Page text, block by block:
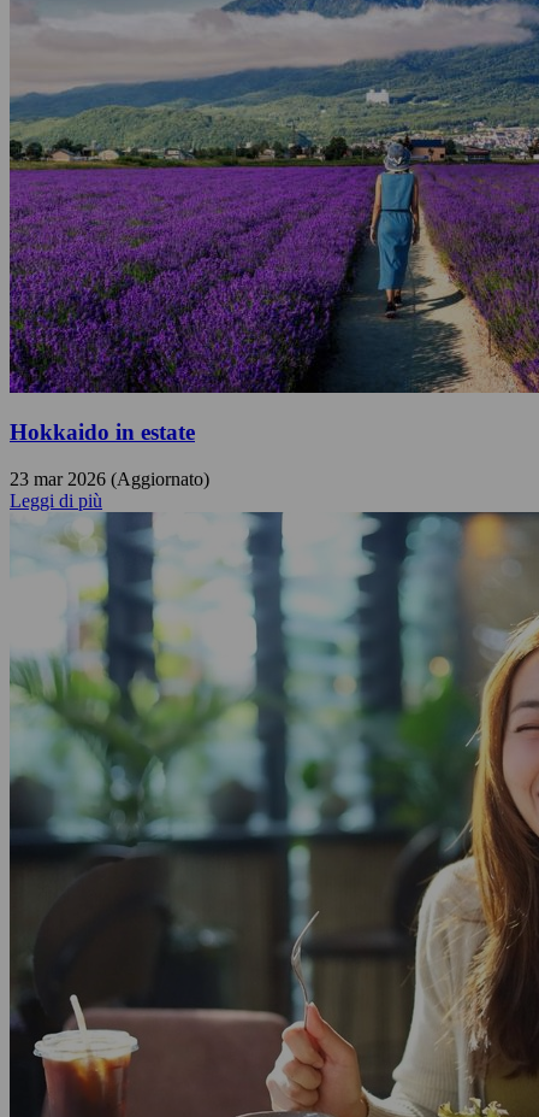
Hokkaido in estate
23 mar 2026 (Aggiornato)
Leggi di più